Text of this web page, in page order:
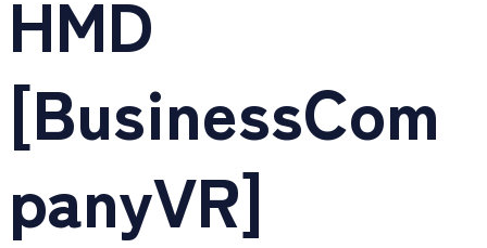
HMD
[BusinessCom
panyVR]